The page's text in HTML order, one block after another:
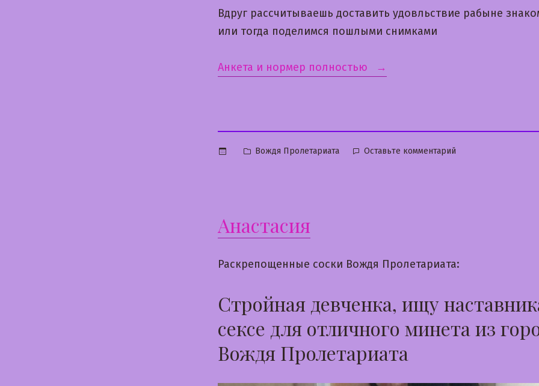
Вдруг рассчитываешь доставить удовльствие рабыне
или тогда поделимся пошлыми снимками
Анкета и нормер полностью «Маргарита»
Опубликовано
Вождя Пролетариата Оставьте комментарий
Анастасия
Раскрепощенные соски Вождя Пролетариата:
Стройная девченка, ищу
сексе для отличного минета из
Вождя Пролетариата